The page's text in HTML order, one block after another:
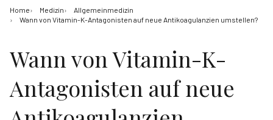
Home Medizin
Allgemeinmedizin
Wann von Vitamin-K-Antagonisten auf neue Antikoagulanzien umstellen?
Wann von Vitamin-K-
Antagonisten auf neue